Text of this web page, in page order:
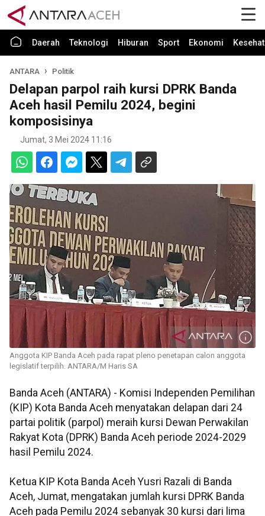
Daerah Teknologi Hiburan Sport Ekonomi
ANTARA Politik
Delapan parpol raih kursi DPRK Banda
Aceh hasil Pemilu 2024, begini
komposisinya
Jumat, 3 Mei 2024 11:16
Anggota KIP Banda Aceh pada rapat pleno penetapan calon anggota
legislatif terpilih. ANTARA/M Haris SA
Banda Aceh (ANTARA) - Komisi Independen Pemilihan
(KIP) Kota Banda Aceh menyatakan delapan dari 24
partai politik (parpol) meraih kursi Dewan Perwakilan
Rakyat Kota (DPRK) Banda Aceh periode 2024-2029
hasil Pemilu 2024.
Ketua KIP Kota Banda Aceh Yusri Razali di Banda
Aceh, Jumat, mengatakan jumlah kursi DPRK Banda
Aceh pada Pemilu 2024 sebanyak 30 kursi dari lima